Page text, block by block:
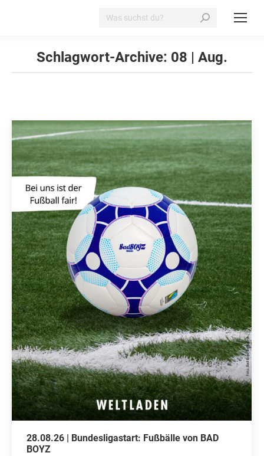
Search:
Schlagwort-Archive: 08 | Aug.
28.08.26 | Bundesligastart: Fußbälle von BAD
BOYZ